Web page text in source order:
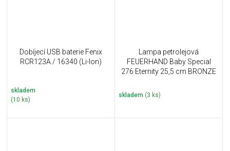
Dobíjecí USB baterie Fenix
RCR123A / 16340 (Li-Ion)
skladem
(10 ks)
Lampa petrolejová
FEUERHAND Baby Special
276 Eternity 25,5 cm BRONZE
skladem (3 ks)